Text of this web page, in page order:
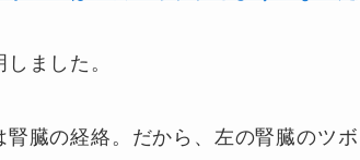
ました。
腎臓の経絡。だから、左の腎臓のツボ